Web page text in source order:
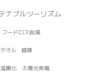
ナブルツーリズム
フードロス削減
オル 健康
暖化 太陽光発電